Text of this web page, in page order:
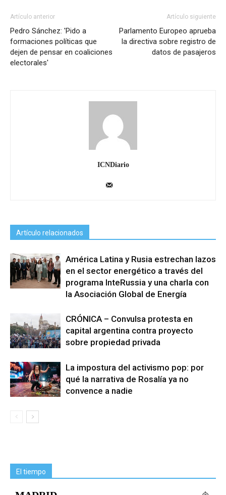
Artículo anterior
Pedro Sánchez: 'Pido a
formaciones políticas que
dejen de pensar en coaliciones
electorales'
Artículo siguiente
Parlamento Europeo aprueba
la directiva sobre registro de
datos de pasajeros
ICNDiario
Artículo relacionados
América Latina y Rusia estrechan lazos
en el sector energético a través del
programa InteRussia y una charla con
la Asociación Global de Energía
CRÓNICA – Convulsa protesta en
capital argentina contra proyecto
sobre propiedad privada
La impostura del activismo pop: por
qué la narrativa de Rosalía ya no
convence a nadie
El tiempo